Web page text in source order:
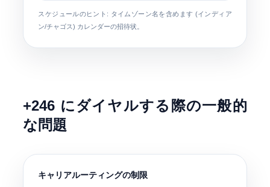
スケジュールのヒント: タイムゾーン名を含めます (インディア
ン/チャゴス) カレンダーの招待状。
+246 にダイヤルする際の一般的
な問題
キャリアルーティングの制限